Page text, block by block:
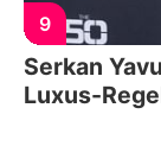
9
Serkan
Luxus-